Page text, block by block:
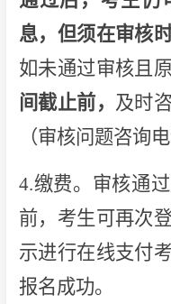
息，但须在审核
如未通过审核且
间截止前， 及时
（审核问题咨询
4.缴费。审核通
前，考生可再次
示进行在线支付
报名成功。